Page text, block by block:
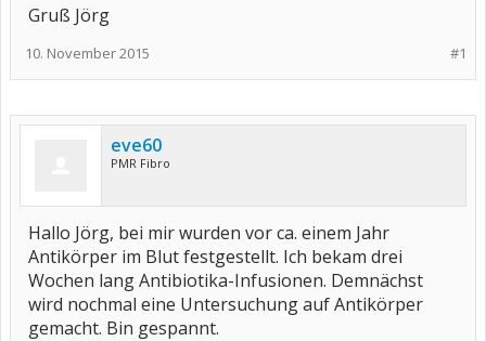
Gruß Jörg
#1
10. November 2015
eve60
PMR Fibro
Hallo Jörg, bei mir wurden vor ca. einem Jahr
Antikörper im Blut festgestellt. Ich bekam drei
Wochen lang Antibiotika-Infusionen. Demnächst
wird nochmal eine Untersuchung auf Antikörper
gemacht. Bin gespannt.